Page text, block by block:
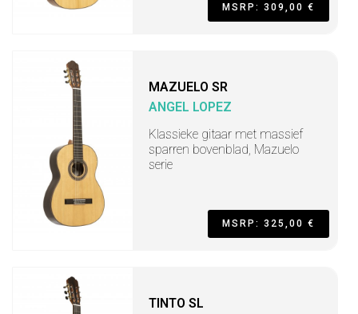
MSRP: 309,00 €
MAZUELO SR
ANGEL LOPEZ
Klassieke gitaar met massief
sparren bovenblad, Mazuelo
serie
MSRP: 325,00 €
TINTO SL